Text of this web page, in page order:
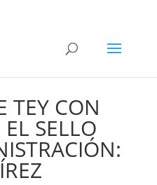
TEY CON
SELLO